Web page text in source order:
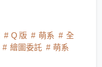
Q 版 萌系
全
繪圖委託
萌系